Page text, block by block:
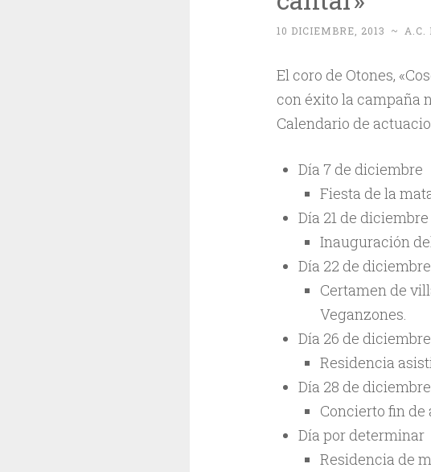
10 DICIEMBRE, 2013 ~ A.C.
El coro de Otones,
con éxito la campaña
Calendario de
Día 7 de diciembre
Fiesta de la
Día 21 de diciembre
Inauguración
Día 22 de
Certamen de
Veganzones.
Día 26 de diciembre
Residencia
Día 28 de
Concierto fin de
Día por determinar
Residencia de